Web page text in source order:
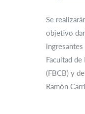
Se
objetivo
Facultad
(FBCB) y
Ramón